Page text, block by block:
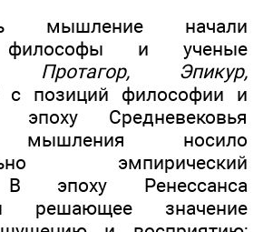
мышление начали
философы и ученые
Протагор, Эпикур,
позиций философии и
Средневековья
мышления носило
эмпирический
В эпоху Ренессанса
решающее значение